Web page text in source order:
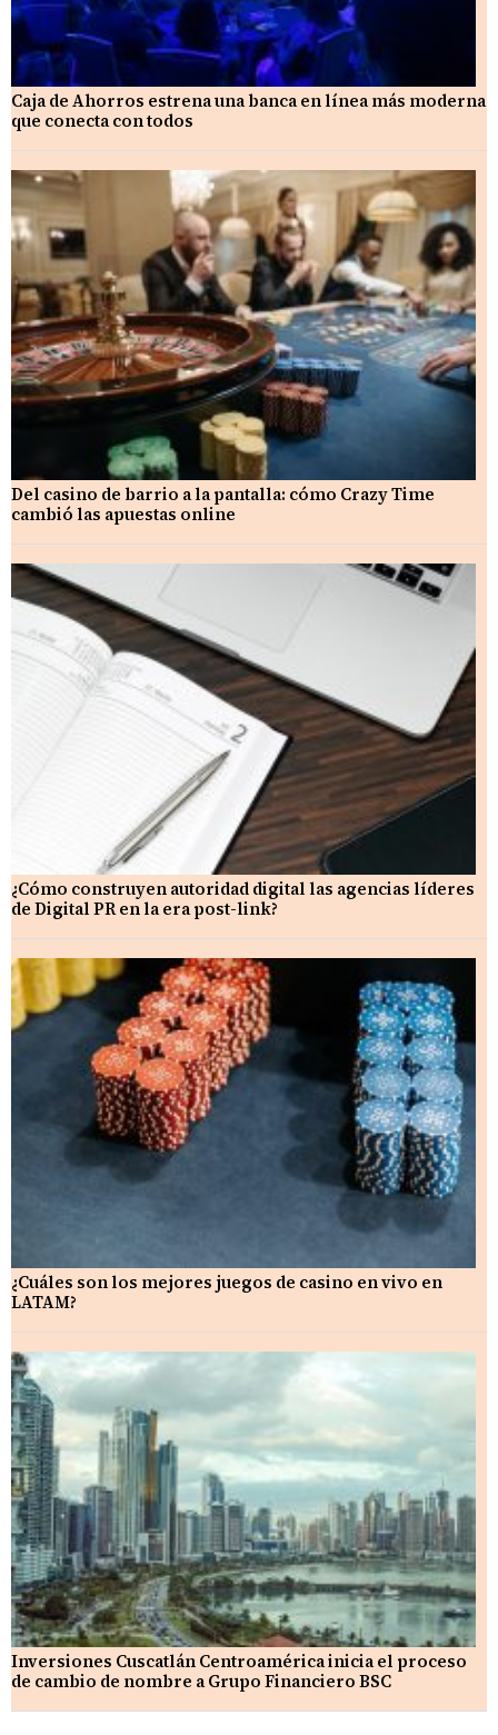
Caja de Ahorros estrena una banca en línea más moderna
que conecta con todos
Del casino de barrio a la pantalla: cómo Crazy Time
cambió las apuestas online
¿Cómo construyen autoridad digital las agencias líderes
de Digital PR en la era post-link?
¿Cuáles son los mejores juegos de casino en vivo en
LATAM?
Inversiones Cuscatlán Centroamérica inicia el proceso
de cambio de nombre a Grupo Financiero BSC